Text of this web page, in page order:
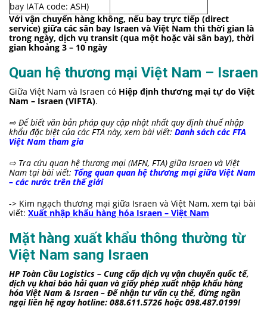
bay IATA code: ASH)
Với vận chuyển hàng không, nếu bay trực tiếp (direct
service) giữa các sân bay Israen và Việt Nam thì thời gian là
trong ngày, dịch vụ transit (qua một hoặc vài sân bay), thời
gian khoảng 3 – 10 ngày
Quan hệ thương mại Việt Nam – Israen
Giữa Việt Nam và Israen có Hiệp định thương mại tự do Việt
Nam – Israen (VIFTA).
⇨ Để biết văn bản pháp quy cập nhật nhất quy định thuế nhập
khẩu đặc biệt của các FTA này, xem bài viết: Danh sách các FTA
Việt Nam tham gia
⇨ Tra cứu quan hệ thương mại (MFN, FTA) giữa Israen và Việt
Nam tại bài viết: Tổng quan quan hệ thương mại giữa Việt Nam
– các nước trên thế giới
-> Kim ngạch thương mại giữa Israen và Việt Nam, xem tại bài
viết: Xuất nhập khẩu hàng hóa Israen – Việt Nam
Mặt hàng xuất khẩu thông thường từ
Việt Nam sang Israen
HP Toàn Cầu Logistics – Cung cấp dịch vụ vận chuyển quốc tế,
dịch vụ khai báo hải quan và giấy phép xuất nhập khẩu hàng
hóa Việt Nam & Israen – Để nhận tư vấn cụ thể, đừng ngần
ngại liên hệ ngay hotline: 088.611.5726 hoặc 098.487.0199!